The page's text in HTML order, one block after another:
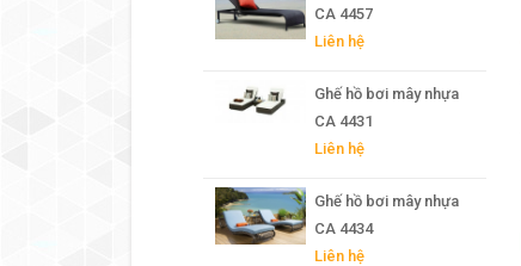
CA 4457
Liên hệ
Ghế hồ bơi mây nhựa
CA 4431
Liên hệ
Ghế hồ bơi mây nhựa
CA 4434
Liên hệ